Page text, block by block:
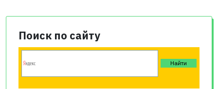
Поиск по сайту